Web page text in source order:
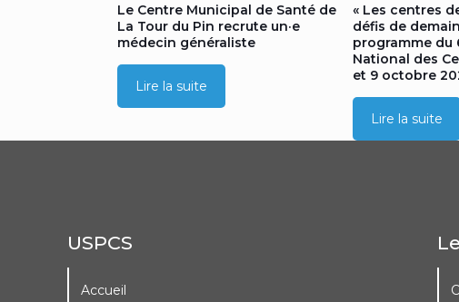
Le Centre Municipal de Santé de
La Tour du Pin recrute un·e
médecin généraliste
Lire la suite
« Les centres
défis de
programme du
National des
et 9 octobre
Lire la suite
USPCS
Accueil